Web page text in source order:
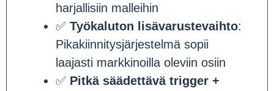
harjallisiin malleihin
✅ Työkaluton lisävarustevaihto:
Pikakiinnitysjärjestelmä sopii
laajasti markkinoilla oleviin osiin
✅ Pitkä säädettävä trigger +